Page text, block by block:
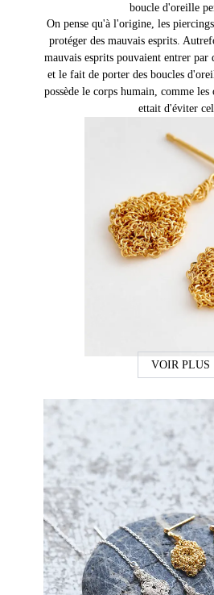
boucle d'oreille
On pense qu'à l'origine, les
protéger des mauvais esprits.
mauvais esprits pouvaient entrer par
et le fait de porter des boucles
possède le corps humain, comme
ettait d'éviter
VOIR PLUS